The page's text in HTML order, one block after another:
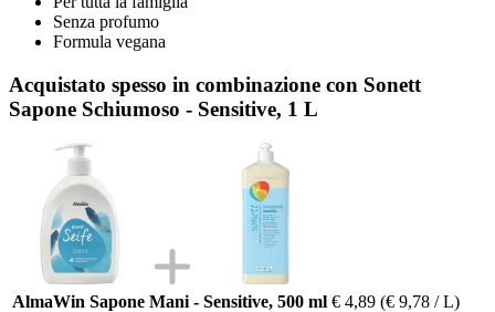
Senza profumo
Formula vegana
Acquistato spesso in combinazione con Sonett
Sapone Schiumoso - Sensitive, 1 L
AlmaWin Sapone Mani - Sensitive, 500 ml € 4,89 (€ 9,78 / L)